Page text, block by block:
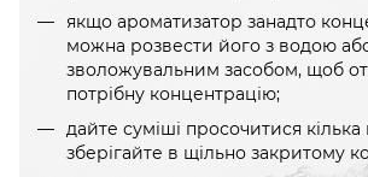
якщо ароматизатор занадто
можна розвести його з водою
зволожувальним засобом, щоб
потрібну концентрацію;
дайте суміші просочитися кілька
зберігайте в щільно закритому